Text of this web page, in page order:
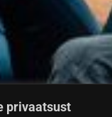
privaatsust